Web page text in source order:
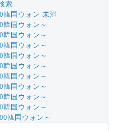
索
韓国ウォン 未満
韓国ウォン～
韓国ウォン～
韓国ウォン～
韓国ウォン～
韓国ウォン～
韓国ウォン～
韓国ウォン～
韓国ウォン～
韓国ウォン～
韓国ウォン～